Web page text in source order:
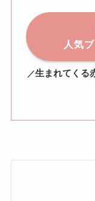
人気
／生まれてくる